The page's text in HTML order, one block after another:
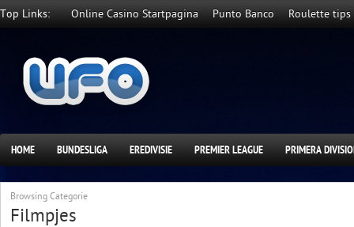
Top Links: Online Casino Startpagina Punto Banco Roulette tips
HOME BUNDESLIGA EREDIVISIE PREMIER LEAGUE PRIMERA
Browsing Categorie
Filmpjes